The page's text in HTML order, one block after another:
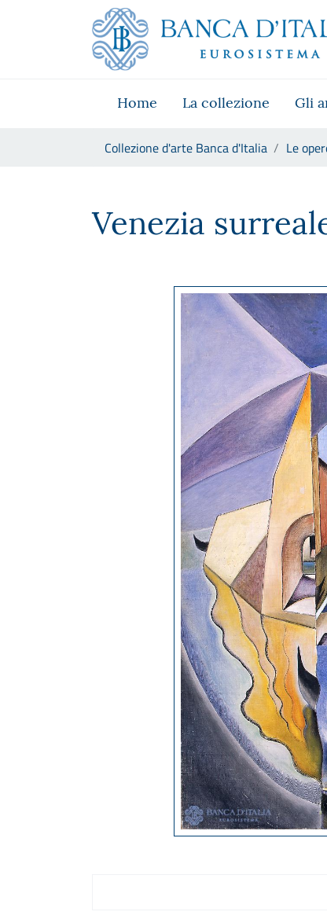
Skip to Main Content
Vai al sito istituzionale
Vai al menu di navigazione
Vai alla ricerca
Vai ai contenuti
Home La collezione Gli
Collezione d'arte Banca d'Italia Le
Venezia